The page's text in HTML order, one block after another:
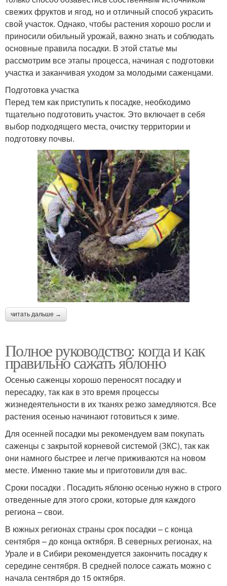
свежих фруктов и ягод, но и отличный способ украсить
свой участок. Однако, чтобы растения хорошо росли и
приносили обильный урожай, важно знать и соблюдать
основные правила посадки. В этой статье мы
рассмотрим все этапы процесса, начиная с подготовки
участка и заканчивая уходом за молодыми саженцами.
Подготовка участка
Перед тем как приступить к посадке, необходимо
тщательно подготовить участок. Это включает в себя
выбор подходящего места, очистку территории и
подготовку почвы.
читать дальше →
Полное руководство: когда и как
правильно сажать яблоню
Осенью саженцы хорошо переносят посадку и
пересадку, так как в это время процессы
жизнедеятельности в их тканях резко замедляются. Все
растения осенью начинают готовиться к зиме.
Для осенней посадки мы рекомендуем вам покупать
саженцы с закрытой корневой системой (ЗКС), так как
они намного быстрее и легче приживаются на новом
месте. Именно такие мы и приготовили для вас.
Сроки посадки . Посадить яблоню осенью нужно в строго
отведенные для этого сроки, которые для каждого
региона – свои.
В южных регионах страны срок посадки – с конца
сентября – до конца октября. В северных регионах, на
Урале и в Сибири рекомендуется закончить посадку к
середине сентября. В средней полосе сажать можно с
начала сентября до 15 октября.